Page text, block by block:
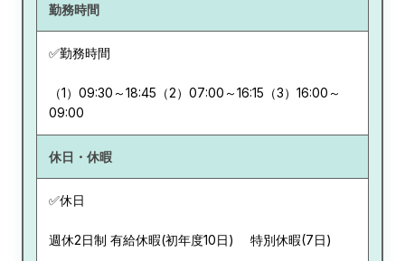
勤務時間
✅勤務時間
（1）09:30～18:45（2）07:00～16:15（3）16:00～
09:00
休日・休暇
✅休日
週休2日制 有給休暇(初年度10日) 特別休暇(7日)